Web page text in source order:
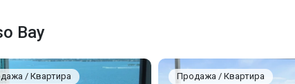
Bay
/ Квартира Продажа / Квартира